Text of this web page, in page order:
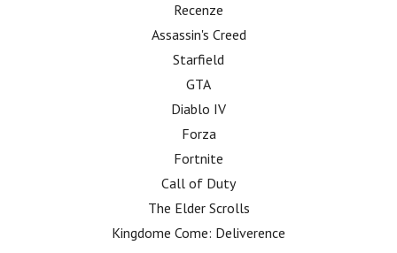
Recenze
Assassin's Creed
Starfield
GTA
Diablo IV
Forza
Fortnite
Call of Duty
The Elder Scrolls
Kingdome Come: Deliverence